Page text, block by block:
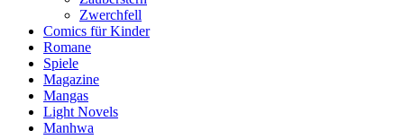
Zwerchfell
Comics für Kinder
Romane
Spiele
Magazine
Mangas
Light Novels
Manhwa